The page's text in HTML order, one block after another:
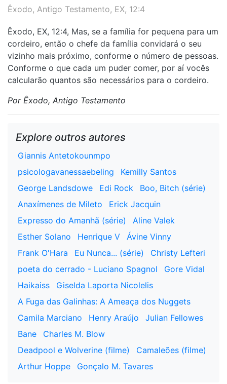
Êxodo, Antigo Testamento, EX, 12:4
Êxodo, EX, 12:4, Mas, se a família for pequena para um
cordeiro, então o chefe da família convidará o seu
vizinho mais próximo, conforme o número de pessoas.
Conforme o que cada um puder comer, por aí vocês
calcularão quantos são necessários para o cordeiro.
Por Êxodo, Antigo Testamento
Explore outros autores
Giannis Antetokounmpo
psicologavanessaebeling
Kemilly Santos
George Landsdowe
Edi Rock
Boo, Bitch (série)
Anaxímenes de Mileto
Erick Jacquin
Expresso do Amanhã (série)
Aline Valek
Esther Solano
Henrique V
Ávine Vinny
Frank O'Hara
Eu Nunca... (série)
Christy Lefteri
poeta do cerrado - Luciano Spagnol
Gore Vidal
Haikaiss
Giselda Laporta Nicolelis
A Fuga das Galinhas: A Ameaça dos Nuggets
Camila Marciano
Henry Araújo
Julian Fellowes
Bane
Charles M. Blow
Deadpool e Wolverine (filme)
Camaleões (filme)
Arthur Hoppe
Gonçalo M. Tavares